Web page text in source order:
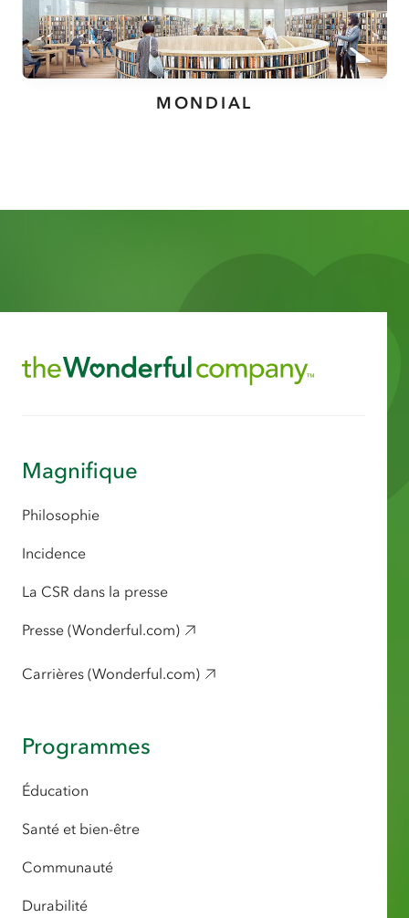
MONDIAL
Magnifique
Philosophie
Incidence
La CSR dans la presse
Presse (Wonderful.com)
Carrières (Wonderful.com)
Programmes
Éducation
Santé et bien-être
Communauté
Durabilité